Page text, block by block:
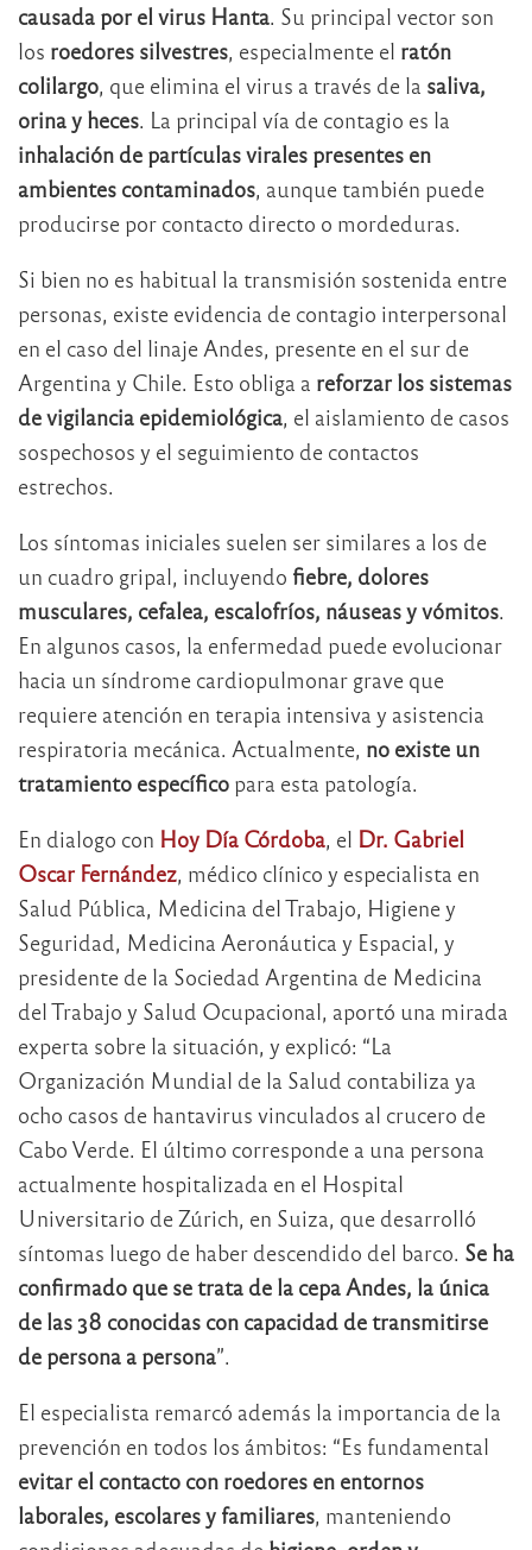
causada por el virus Hanta. Su principal vector son
los roedores silvestres, especialmente el ratón
colilargo, que elimina el virus a través de la saliva,
orina y heces. La principal vía de contagio es la
inhalación de partículas virales presentes en
ambientes contaminados, aunque también puede
producirse por contacto directo o mordeduras.
Si bien no es habitual la transmisión sostenida entre
personas, existe evidencia de contagio interpersonal
en el caso del linaje Andes, presente en el sur de
Argentina y Chile. Esto obliga a reforzar los sistemas
de vigilancia epidemiológica, el aislamiento de casos
sospechosos y el seguimiento de contactos
estrechos.
Los síntomas iniciales suelen ser similares a los de
un cuadro gripal, incluyendo fiebre, dolores
musculares, cefalea, escalofríos, náuseas y vómitos.
En algunos casos, la enfermedad puede evolucionar
hacia un síndrome cardiopulmonar grave que
requiere atención en terapia intensiva y asistencia
respiratoria mecánica. Actualmente, no existe un
tratamiento específico para esta patología.
En dialogo con Hoy Día Córdoba, el Dr. Gabriel
Oscar Fernández, médico clínico y especialista en
Salud Pública, Medicina del Trabajo, Higiene y
Seguridad, Medicina Aeronáutica y Espacial, y
presidente de la Sociedad Argentina de Medicina
del Trabajo y Salud Ocupacional, aportó una mirada
experta sobre la situación, y explicó: “La
Organización Mundial de la Salud contabiliza ya
ocho casos de hantavirus vinculados al crucero de
Cabo Verde. El último corresponde a una persona
actualmente hospitalizada en el Hospital
Universitario de Zúrich, en Suiza, que desarrolló
síntomas luego de haber descendido del barco. Se ha
confirmado que se trata de la cepa Andes, la única
de las 38 conocidas con capacidad de transmitirse
de persona a persona”.
El especialista remarcó además la importancia de la
prevención en todos los ámbitos: “Es fundamental
evitar el contacto con roedores en entornos
laborales, escolares y familiares, manteniendo